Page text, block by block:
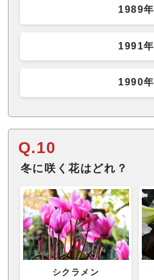
1989年
1991年
1990年
Q.10
冬に咲く花はどれ？
シクラメン